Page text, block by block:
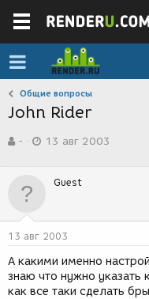
Общие вопросы
John Rider
в
р
м
-
а
д
н
и
я
13 авг 2003
Guest
13 авг 2003
А какими именно
знаю что нужно указать
как все таки сделать